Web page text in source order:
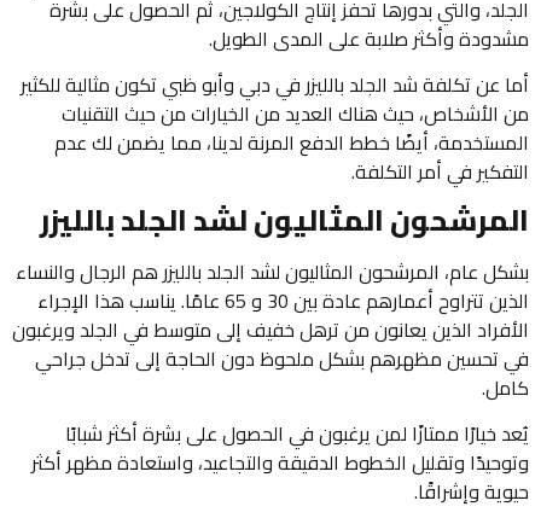
الجلد، والتي بدورها تحفز إنتاج الكولاجين، ثم الحصول على بشرة
مشدودة وأكثر صلابة على المدى الطويل.
أما عن تكلفة شد الجلد بالليزر في دبي وأبو ظبي تكون مثالية للكثير
من الأشخاص، حيث هناك العديد من الخيارات من حيث التقنيات
المستخدمة، أيضًا خطط الدفع المرنة لدينا، مما يضمن لك عدم
التفكير في أمر التكلفة.
المرشحون المثاليون لشد الجلد بالليزر
بشكل عام، المرشحون المثاليون لشد الجلد بالليزر هم الرجال والنساء
الذين تتراوح أعمارهم عادة بين 30 و 65 عامًا. يناسب هذا الإجراء
الأفراد الذين يعانون من ترهل خفيف إلى متوسط في الجلد ويرغبون
في تحسين مظهرهم بشكل ملحوظ دون الحاجة إلى تدخل جراحي
كامل.
يُعد خيارًا ممتازًا لمن يرغبون في الحصول على بشرة أكثر شبابًا
وتوحيدًا وتقليل الخطوط الدقيقة والتجاعيد، واستعادة مظهر أكثر
حيوية وإشراقًا.